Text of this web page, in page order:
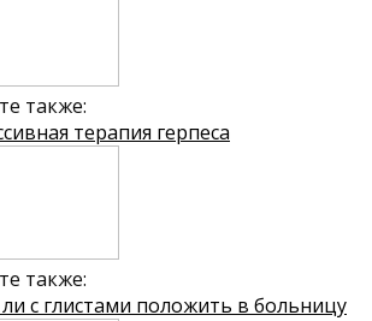
также:
терапия герпеса
также:
с глистами положить в больницу